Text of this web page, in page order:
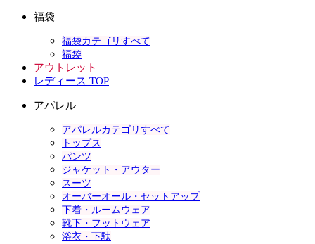
福袋
福袋カテゴリすべて
福袋
アウトレット
レディース TOP
アパレル
アパレルカテゴリすべて
トップス
パンツ
ジャケット・アウター
スーツ
オーバーオール・セットアップ
下着・ルームウェア
靴下・フットウェア
浴衣・下駄